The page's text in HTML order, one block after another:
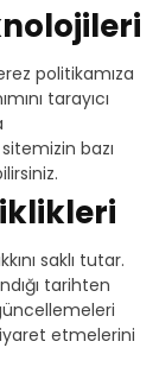
politikamıza
tarayıcı
bazı
saklı tutar.
tarihten
etmelerini